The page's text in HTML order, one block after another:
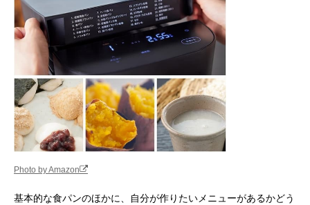
Photo by Amazon
基本的な食パンのほかに、自分が作りたいメニューがあるかどう